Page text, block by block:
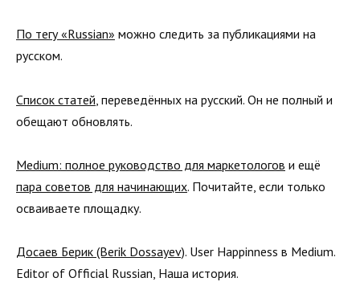
По тегу «Russian» можно следить за публикациями на
русском.
Список статей , переведённых на русский. Он не полный и
обещают обновлять.
Medium: полное руководство для маркетологов и ещё
пара советов для начинающих. Почитайте, если только
осваиваете площадку.
Досаев Берик (Berik Dossayev). User Happinness в Medium.
Editor of Official Russian, Наша история.